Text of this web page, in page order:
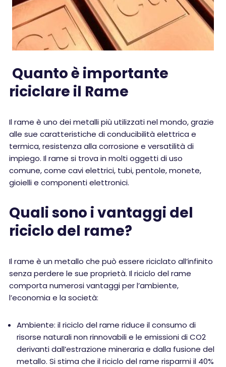
Quanto è importante
riciclare il Rame
Il rame è uno dei metalli più utilizzati nel mondo, grazie
alle sue caratteristiche di conducibilità elettrica e
termica, resistenza alla corrosione e versatilità di
impiego. Il rame si trova in molti oggetti di uso
comune, come cavi elettrici, tubi, pentole, monete,
gioielli e componenti elettronici.
Quali sono i vantaggi del
riciclo del rame?
Il rame è un metallo che può essere riciclato all’infinito
senza perdere le sue proprietà. Il riciclo del rame
comporta numerosi vantaggi per l’ambiente,
l’economia e la società:
Ambiente: il riciclo del rame riduce il consumo di
risorse naturali non rinnovabili e le emissioni di CO2
derivanti dall’estrazione mineraria e dalla fusione del
metallo. Si stima che il riciclo del rame risparmi il 40%